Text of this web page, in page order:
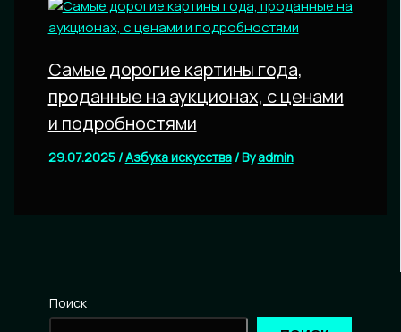
Самые дорогие картины года,
проданные на аукционах, с ценами
и подробностями
29.07.2025/Азбука искусства/ Byadmin
Поиск